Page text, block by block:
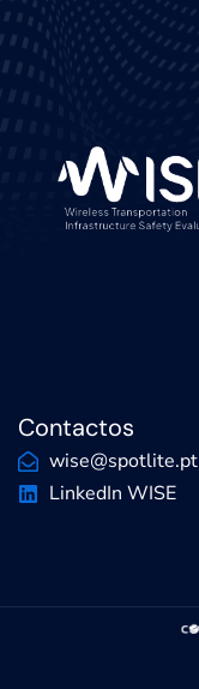
Contactos
wise@spotlite.pt
LinkedIn WISE